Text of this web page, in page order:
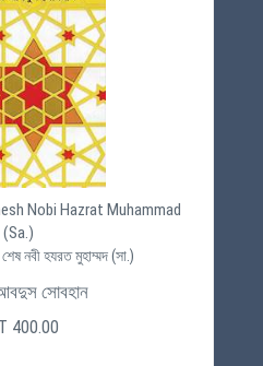
Nobi Hazrat Muhammad
(Sa.)
নবী হযরত মুহাম্মদ (সা.)
সোবহান
400.00